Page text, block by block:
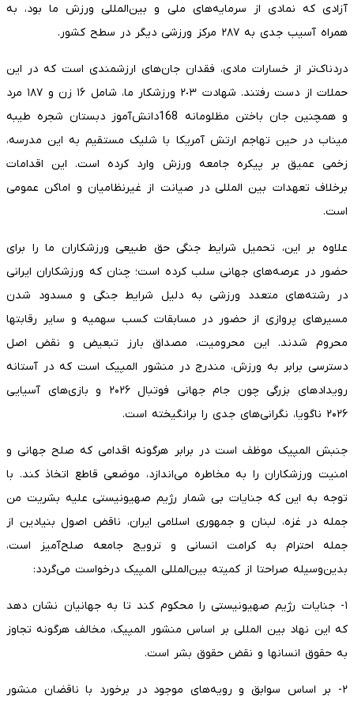
آزادی که نمادی از سرمایه‌های ملی و بین‌المللی ورزش ما بود، به
همراه آسیب جدی به ٢٨٧ مرکز ورزشی دیگر در سطح کشور.
دردناک‌تر از خسارات مادی، فقدان جان‌های ارزشمندی است که در این
حملات از دست رفتند. شهادت ٢٠٣ ورزشکار ما، شامل ١۶ زن و ١٨٧ مرد
و همچنین جان باختن مظلومانه 168دانش‌آموز دبستان شجره طیبه
میناب در حین تهاجم ارتش آمریکا با شلیک مستقیم به این مدرسه،
زخمی عمیق بر پیکره جامعه ورزش وارد کرده است. این اقدامات
برخلاف تعهدات بین المللی در صیانت از غیرنظامیان و اماکن عمومی
است.
علاوه بر این، تحمیل شرایط جنگی حق طبیعی ورزشکاران ما را برای
حضور در عرصه‌های جهانی سلب کرده است؛ چنان که ورزشکاران ایرانی
در رشته‌های متعدد ورزشی به دلیل شرایط جنگی و مسدود شدن
مسیرهای پروازی از حضور در مسابقات کسب سهمیه و سایر رقابتها
محروم شدند. این محرومیت، مصداق بارز تبعیض و نقض اصل
دسترسی برابر به ورزش، مندرج در منشور المپیک است که در آستانه
رویدادهای بزرگی چون جام جهانی فوتبال ۲۰۲۶ و بازی‌های آسیایی
۲۰۲۶ ناگویا، نگرانی‌های جدی را برانگیخته است.
جنبش المپیک موظف است در برابر هرگونه اقدامی که صلح جهانی و
امنیت ورزشکاران را به مخاطره می‌اندازد، موضعی قاطع اتخاذ کند. با
توجه به این که جنایات بی شمار رژیم صهیونیستی علیه بشریت من
جمله در غزه، لبنان و جمهوری اسلامی ایران، ناقض اصول بنیادین از
جمله احترام به کرامت انسانی و ترویج جامعه صلح‌آمیز است،
بدین‌وسیله صراحتا از کمیته بین‌المللی المپیک درخواست می‌گردد:
۱- جنایات رژیم صهیونیستی را محکوم کند تا به جهانیان نشان دهد
که این نهاد بین المللی بر اساس منشور المپیک، مخالف هرگونه تجاوز
به حقوق انسانها و نقض حقوق بشر است.
۲- بر اساس سوابق و رویه‌های موجود در برخورد با ناقضان منشور